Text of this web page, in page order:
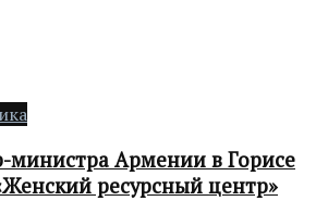
министра Армении в Горисе
ресурсный центр»